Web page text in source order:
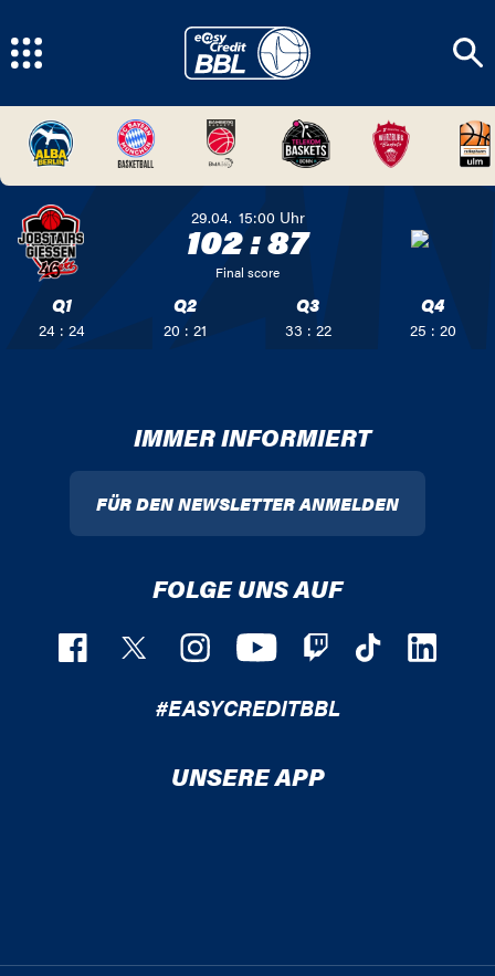
29.04. 15:00 Uhr
102:87
Final score
Q1
24 : 24
Q2
20 : 21
Q3
33 : 22
Q4
25 : 20
IMMER INFORMIERT
FÜR DEN NEWSLETTER ANMELDEN
FOLGE UNS AUF
#EASYCREDITBBL
UNSERE APP